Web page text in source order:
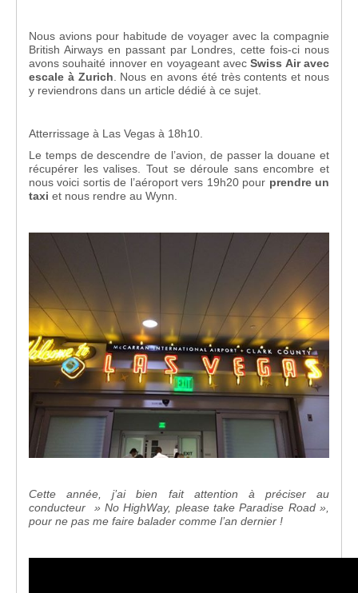
Nous avions pour habitude de voyager avec la compagnie
British Airways en passant par Londres, cette fois-ci nous
avons souhaité innover en voyageant avecSwiss Air avec
escale à Zurich . Nous en avons été très contents et nous
y reviendrons dans un article dédié à ce sujet.
Atterrissage à Las Vegas à 18h10.
Le temps de descendre de l’avion, de passer la douane et
récupérer les valises. Tout se déroule sans encombre et
nous voici sortis de l’aéroport vers 19h20 pour prendre un
taxi et nous rendre au Wynn.
Cette année, j’ai bien fait attention à préciser au
conducteur » No HighWay, please take Paradise Road »,
pour ne pas me faire balader comme l’an dernier !